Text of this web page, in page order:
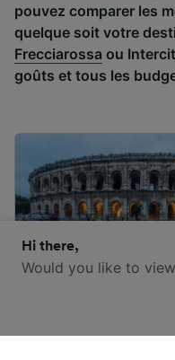
Hi there,
Would you like to
pouvez comparer les
quelque soit votre
Frecciarossa ou
goûts et tous les
Un weekend à